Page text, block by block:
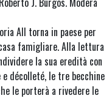
All torna in paese per
famigliare. Alla lettura
la sua eredità con
décolleté, le tre becchine
le porterà a rivedere le